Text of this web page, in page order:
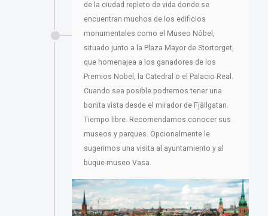
de la ciudad repleto de vida donde se
encuentran muchos de los edificios
monumentales como el Museo Nóbel,
situado junto a la Plaza Mayor de Stortorget,
que homenajea a los ganadores de los
Premios Nobel, la Catedral o el Palacio Real.
Cuando sea posible podremos tener una
bonita vista desde el mirador de Fjällgatan.
Tiempo libre. Recomendamos conocer sus
museos y parques. Opcionalmente le
sugerimos una visita al ayuntamiento y al
buque-museo Vasa.